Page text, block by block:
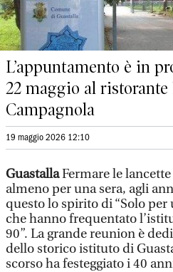
L’appuntamento è in
22 maggio al
Campagnola
19 maggio 2026 12:10
GuastallaFermare le
almeno per una sera, agli
questo lo spirito di “Solo per
che hanno frequentato
90”. La grande reunion è
dello storico istituto di
scorso ha festeggiato i 40